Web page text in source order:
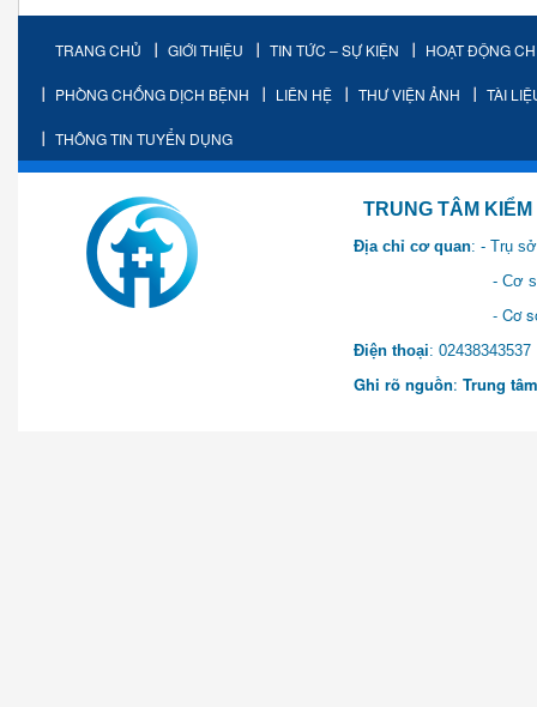
TRANG CHỦ GIỚI THIỆU TIN TỨC – SỰ KIỆN HOẠT ĐỘNG
PHÒNG CHỐNG DỊCH BỆNH LIÊN HỆ THƯ VIỆN ẢNH TÀI
THÔNG TIN TUYỂN DỤNG
TRUNG TÂM KIỂM SOÁT
Địa chỉ cơ quan: - Trụ
- Cơ sở 2: Khu Hành
- Cơ sở 3: Số 1 Ngõ 2
Điện thoại:
Ghi rõ nguồn: Trung